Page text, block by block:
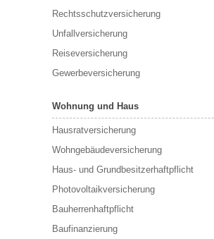
Rechtsschutzversicherung
Unfallversicherung
Reiseversicherung
Gewerbeversicherung
Wohnung und Haus
Hausratversicherung
Wohngebäudeversicherung
Haus- und Grundbesitzerhaftpflicht
Photovoltaikversicherung
Bauherrenhaftpflicht
Baufinanzierung